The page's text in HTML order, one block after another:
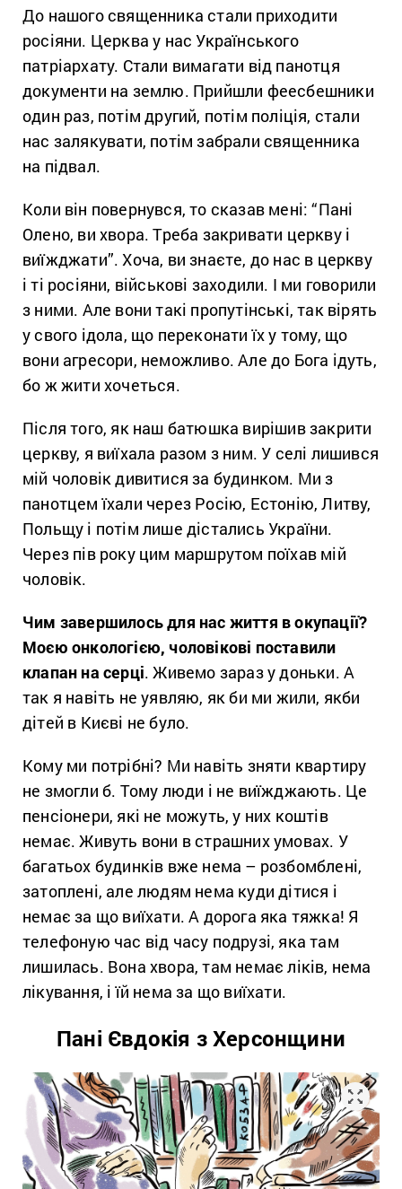
До нашого священника стали приходити
росіяни. Церква у нас Українського
патріархату. Стали вимагати від панотця
документи на землю. Прийшли феесбешники
один раз, потім другий, потім поліція, стали
нас залякувати, потім забрали священника
на підвал.
Коли він повернувся, то сказав мені: “Пані
Олено, ви хвора. Треба закривати церкву і
виїжджати”. Хоча, ви знаєте, до нас в церкву
і ті росіяни, військові заходили. І ми говорили
з ними. Але вони такі пропутінські, так вірять
у свого ідола, що переконати їх у тому, що
вони агресори, неможливо. Але до Бога ідуть,
бо ж жити хочеться.
Після того, як наш батюшка вирішив закрити
церкву, я виїхала разом з ним. У селі лишився
мій чоловік дивитися за будинком. Ми з
панотцем їхали через Росію, Естонію, Литву,
Польщу і потім лише дістались України.
Через пів року цим маршрутом поїхав мій
чоловік.
Чим завершилось для нас життя в окупації?
Моєю онкологією, чоловікові поставили
клапан на серці. Живемо зараз у доньки. А
так я навіть не уявляю, як би ми жили, якби
дітей в Києві не було.
Кому ми потрібні? Ми навіть зняти квартиру
не змогли б. Тому люди і не виїжджають. Це
пенсіонери, які не можуть, у них коштів
немає. Живуть вони в страшних умовах. У
багатьох будинків вже нема – розбомблені,
затоплені, але людям нема куди дітися і
немає за що виїхати. А дорога яка тяжка! Я
телефоную час від часу подрузі, яка там
лишилась. Вона хвора, там немає ліків, нема
лікування, і їй нема за що виїхати.
Пані Євдокія з Херсонщини